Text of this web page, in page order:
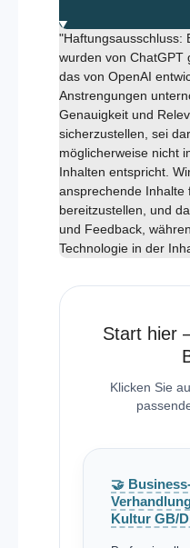
"Haftungsausschluss:
wurden von ChatGPT
das von OpenAI
Anstrengungen
Genauigkeit und
sicherzustellen, sei
möglicherweise nicht
Inhalten entspricht.
ansprechende Inhalte
bereitzustellen, und
und Feedback,
Technologie in der
Start hier
Klicken Sie
🤝
Kultur GB/